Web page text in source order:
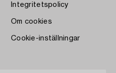
Integritetspolicy
Om cookies
Cookie-inställningar